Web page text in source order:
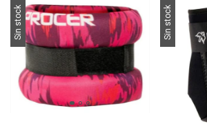
Sin stock Sin stock